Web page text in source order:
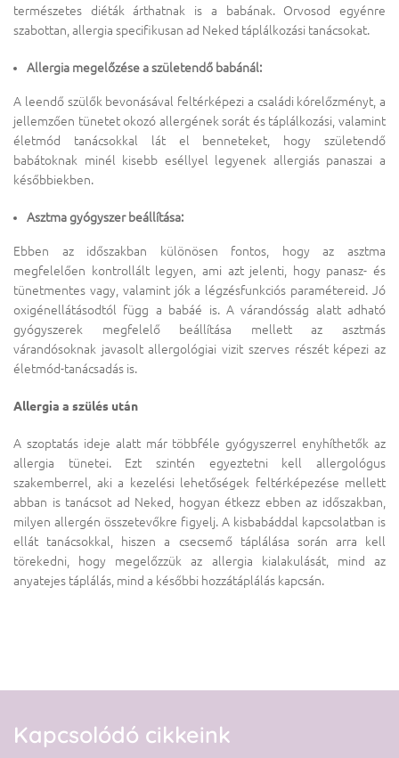
természetes diéták árthatnak is a babának. Orvosod egyénre
szabottan, allergia specifikusan ad Neked táplálkozási tanácsokat.
Allergia megelőzése a születendő babánál:
A leendő szülők bevonásával feltérképezi a családi kórelőzményt, a
jellemzően tünetet okozó allergének sorát és táplálkozási, valamint
életmód tanácsokkal lát el benneteket, hogy születendő
babátoknak minél kisebb eséllyel legyenek allergiás panaszai a
későbbiekben.
Asztma gyógyszer beállítása:
Ebben az időszakban különösen fontos, hogy az asztma
megfelelően kontrollált legyen, ami azt jelenti, hogy panasz- és
tünetmentes vagy, valamint jók a légzésfunkciós paramétereid. Jó
oxigénellátásodtól függ a babáé is. A várandósság alatt adható
gyógyszerek megfelelő beállítása mellett az asztmás
várandósoknak javasolt allergológiai vizit szerves részét képezi az
életmód-tanácsadás is.
Allergia a szülés után
A szoptatás ideje alatt már többféle gyógyszerrel enyhíthetők az
allergia tünetei. Ezt szintén egyeztetni kell allergológus
szakemberrel, aki a kezelési lehetőségek feltérképezése mellett
abban is tanácsot ad Neked, hogyan étkezz ebben az időszakban,
milyen allergén összetevőkre figyelj. A kisbabáddal kapcsolatban is
ellát tanácsokkal, hiszen a csecsemő táplálása során arra kell
törekedni, hogy megelőzzük az allergia kialakulását, mind az
anyatejes táplálás, mind a későbbi hozzátáplálás kapcsán.
Kapcsolódó cikkeink